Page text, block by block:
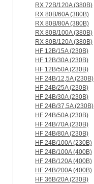
RX 72B/120A (380B)
RX 80B/60A (380B)
RX 80B/80A (380B)
RX 80B/100A (380B)
RX 80B/120A (380B)
HF 12B/15A (230B)
HF 12B/30A (230B)
HF 12B/50A (230B)
HF 24B/12,5A (230B)
HF 24B/25A (230B)
HF 24B/30A (230B)
HF 24B/37,5A (230B)
HF 24B/50A (230B)
HF 24B/70A (230B)
HF 24B/80A (230B)
HF 24B/100A (230B)
HF 24B/100A (400B)
HF 24B/120A (400B)
HF 24B/200A (400B)
HF 36B/20A (230B)